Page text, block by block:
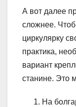
А вот далее
сложнее.
циркулярку
практика,
вариант
станине. Это
На